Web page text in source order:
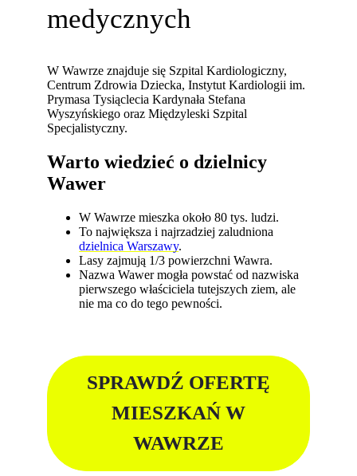
medycznych
W Wawrze znajduje się Szpital Kardiologiczny,
Centrum Zdrowia Dziecka, Instytut Kardiologii im.
Prymasa Tysiąclecia Kardynała Stefana
Wyszyńskiego oraz Międzyleski Szpital
Specjalistyczny.
Warto wiedzieć o dzielnicy
Wawer
W Wawrze mieszka około 80 tys. ludzi.
To największa i najrzadziej zaludniona
dzielnica Warszawy.
Lasy zajmują 1/3 powierzchni Wawra.
Nazwa Wawer mogła powstać od nazwiska
pierwszego właściciela tutejszych ziem, ale
nie ma co do tego pewności.
SPRAWDŹ OFERTĘ
MIESZKAŃ W
WAWRZE